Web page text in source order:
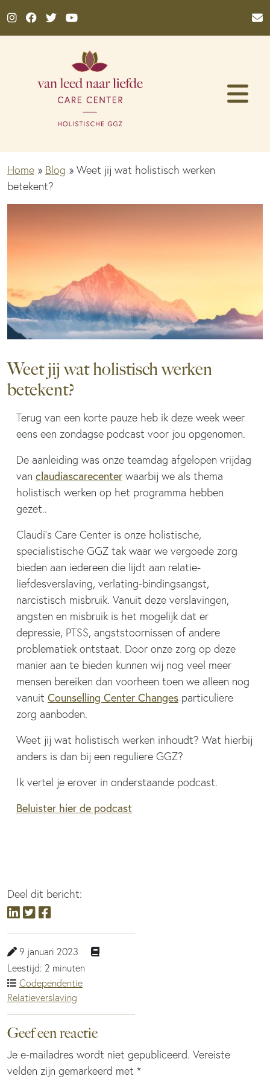
Home » Blog » Weet jij wat holistisch werken
betekent?
Weet jij wat holistisch werken
betekent?
Terug van een korte pauze heb ik deze week weer
eens een zondagse podcast voor jou opgenomen.
De aanleiding was onze teamdag afgelopen vrijdag
van claudiascarecenter waarbij we als thema
holistisch werken op het programma hebben
gezet..
Claudi’s Care Center is onze holistische,
specialistische GGZ tak waar we vergoede zorg
bieden aan iedereen die lijdt aan relatie-
liefdesverslaving, verlating-bindingsangst,
narcistisch misbruik. Vanuit deze verslavingen,
angsten en misbruik is het mogelijk dat er
depressie, PTSS, angststoornissen of andere
problematiek ontstaat. Door onze zorg op deze
manier aan te bieden kunnen wij nog veel meer
mensen bereiken dan voorheen toen we alleen nog
vanuit Counselling Center Changes particuliere
zorg aanboden.
Weet jij wat holistisch werken inhoudt? Wat hierbij
anders is dan bij een reguliere GGZ?
Ik vertel je erover in onderstaande podcast.
Beluister hier de podcast
Deel dit bericht:
9 januari 2023
Leestijd: 2 minuten
Codependentie
Relatieverslaving
Geef een reactie
Je e-mailadres wordt niet gepubliceerd. Vereiste
velden zijn gemarkeerd met *